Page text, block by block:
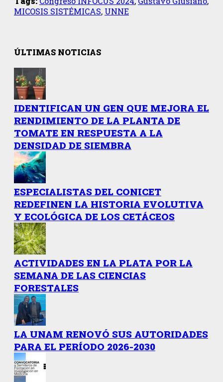
MICOSIS SISTÉMICAS, UNNE
ÚLTIMAS NOTICIAS
IDENTIFICAN UN GEN QUE MEJORA EL
RENDIMIENTO DE LA PLANTA DE
TOMATE EN RESPUESTA A LA
DENSIDAD DE SIEMBRA
ESPECIALISTAS DEL CONICET
REDEFINEN LA HISTORIA EVOLUTIVA
Y ECOLÓGICA DE LOS CETÁCEOS
ACTIVIDADES EN LA PLATA POR LA
SEMANA DE LAS CIENCIAS
FORESTALES
LA UNAM RENOVÓ SUS AUTORIDADES
PARA EL PERÍODO 2026-2030